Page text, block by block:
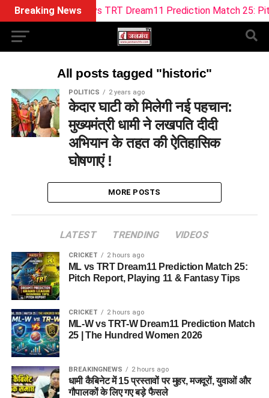
Breaking NewsML vs TRT Dream11 Prediction Match 25: Pitch
All posts tagged "historic"
POLITICS 2 years ago
केदार घाटी को मिलेगी नई पहचान:
मुख्यमंत्री धामी ने लखपति दीदी
अभियान के तहत की ऐतिहासिक
घोषणाएं !
MORE POSTS
LATEST TRENDING VIDEOS
CRICKET 2 hours ago
ML vs TRT Dream11 Prediction Match 25:
Pitch Report, Playing 11 & Fantasy Tips
CRICKET 2 hours ago
ML-W vs TRT-W Dream11 Prediction Match
25 | The Hundred Women 2026
BREAKINGNEWS 2 hours ago
धामी कैबिनेट में 15 प्रस्तावों पर मुहर, मजदूरों, युवाओं और
गौपालकों के लिए गए बड़े फैसले